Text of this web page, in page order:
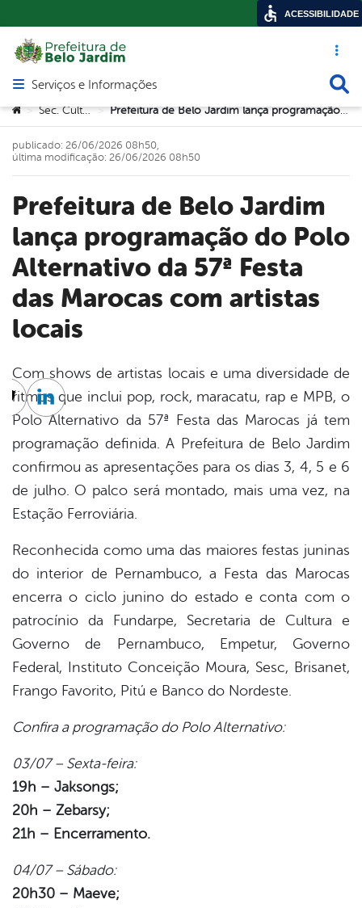
Acesso
Abrir menu principal de navegação
Serviços e Informações
Você está aqui:
> Sec. Cultura > Prefeitura de Belo Jardim lança programação do Polo Alternativo da 57ª Festa das Marocas com artistas locais
Prefeitura de Belo Jardim
lança programação do Polo
Alternativo da 57ª Festa
das Marocas com artistas
locais
publicado: 26/06/2026 08h50,
última modificação: 26/06/2026 08h50
Com shows de artistas locais e uma diversidade de
ritmos que inclui pop, rock, maracatu, rap e MPB, o
Polo Alternativo da 57ª Festa das Marocas já tem
programação definida. A Prefeitura de Belo Jardim
confirmou as apresentações para os dias 3, 4, 5 e 6
de julho. O palco será montado, mais uma vez, na
Estação Ferroviária.
Reconhecida como uma das maiores festas juninas
do interior de Pernambuco, a Festa das Marocas
encerra o ciclo junino do estado e conta com o
patrocínio da Fundarpe, Secretaria de Cultura e
Governo de Pernambuco, Empetur, Governo
Federal, Instituto Conceição Moura, Sesc, Brisanet,
Frango Favorito, Pitú e Banco do Nordeste.
Confira a programação do Polo Alternativo:
03/07 – Sexta-feira:
19h – Jaksongs;
20h – Zebarsy;
21h – Encerramento.
04/07 – Sábado:
20h30 – Maeve;
Twitter
Linkedin
ACESSIBILIDADE